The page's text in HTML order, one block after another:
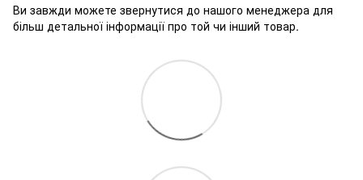
Ви завжди можете звернутися до нашого менеджера для
більш детальної інформації про той чи інший товар.